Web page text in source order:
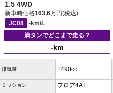
1.5 4WD
新車時価格163.6万円(税込)
JC08
-km/L
満タンでどこまで走る？
-km
排気量 1490cc
ミッション フロア4AT